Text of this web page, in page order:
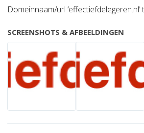
Domeinnaam/url ‘effectiefdelegeren.nl’
SCREENSHOTS & AFBEELDINGEN